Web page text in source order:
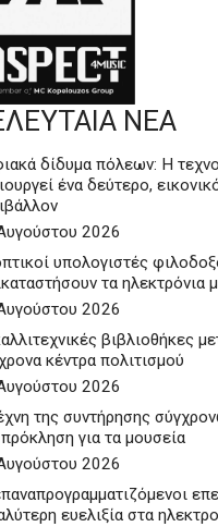
ΝΕΑ
δίδυμα πόλεων: Η
ένα δεύτερο,
2026
υπολογιστές
τα ηλεκτρόνια
2026
βιβλιοθήκες
κέντρα πολιτισμού
2026
της συντήρησης
για τα μουσεία
2026
ευελιξία στα